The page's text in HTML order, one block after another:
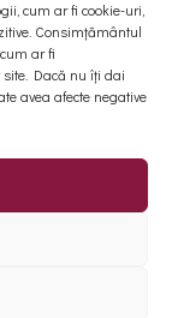
cum ar fi cookie-uri,
Consimțământul
ar fi
Dacă nu îți dai
avea afecte negative